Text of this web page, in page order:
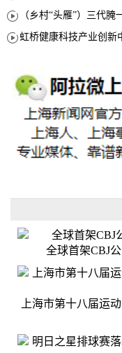
全球首架CBJ
上海市第十八届运